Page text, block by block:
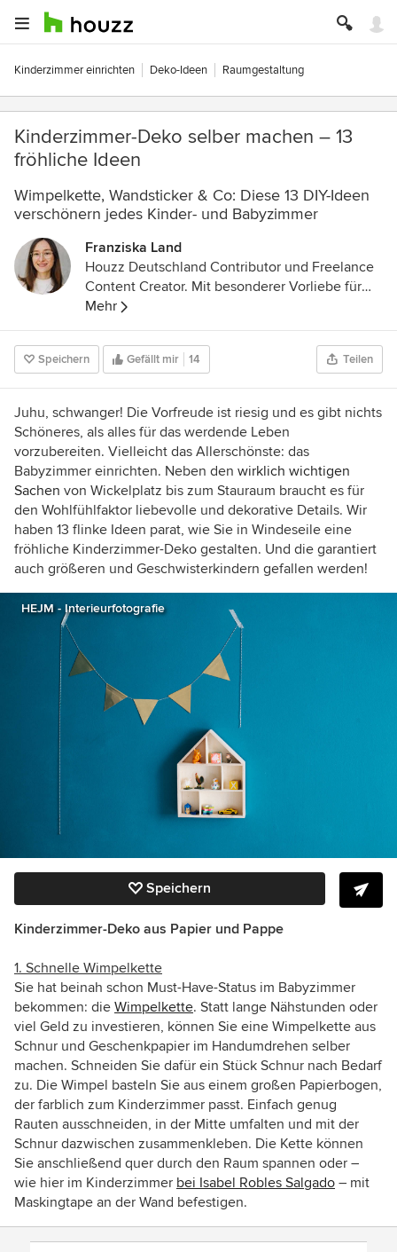
Kinderzimmer einrichten Deko-Ideen Raumgestaltung
Kinderzimmer-Deko selber machen – 13
fröhliche Ideen
Wimpelkette, Wandsticker & Co: Diese 13 DIY-Ideen
verschönern jedes Kinder- und Babyzimmer
Franziska Land
Houzz Deutschland Contributor und Freelance
Content Creator. Mit besonderer Vorliebe für
Textilien und Porzellan. Außerdem ein echter
Kopenhagen-Fan.
Mehr
Speichern Gefällt mir 14 Teilen
Juhu, schwanger! Die Vorfreude ist riesig und es gibt nichts
Schöneres, als alles für das werdende Leben
vorzubereiten. Vielleicht das Allerschönste: das
Babyzimmer einrichten. Neben den wirklich wichtigen
Sachen von Wickelplatz bis zum Stauraum braucht es für
den Wohlfühlfaktor liebevolle und dekorative Details. Wir
haben 13 flinke Ideen parat, wie Sie in Windeseile eine
fröhliche Kinderzimmer-Deko gestalten. Und die garantiert
auch größeren und Geschwisterkindern gefallen werden!
HEJM - Interieurfotografie
Speichern
Kinderzimmer-Deko aus Papier und Pappe
1. Schnelle Wimpelkette
Sie hat beinah schon Must-Have-Status im Babyzimmer
bekommen: die Wimpelkette. Statt lange Nähstunden oder
viel Geld zu investieren, können Sie eine Wimpelkette aus
Schnur und Geschenkpapier im Handumdrehen selber
machen. Schneiden Sie dafür ein Stück Schnur nach Bedarf
zu. Die Wimpel basteln Sie aus einem großen Papierbogen,
der farblich zum Kinderzimmer passt. Einfach genug
Rauten ausschneiden, in der Mitte umfalten und mit der
Schnur dazwischen zusammenkleben. Die Kette können
Sie anschließend quer durch den Raum spannen oder –
wie hier im Kinderzimmer bei Isabel Robles Salgado – mit
Maskingtape an der Wand befestigen.